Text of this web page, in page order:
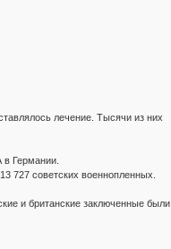
лечение. Тысячи из них
Германии.
727 советских военнопленных.
и британские заключенные были